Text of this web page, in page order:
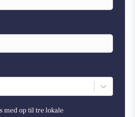
med op til tre lokale